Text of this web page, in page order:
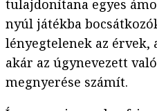
tulajdonítana egyes
nyúl játékba
lényegtelenek az érvek,
akár az úgynevezett
megnyerése számít.